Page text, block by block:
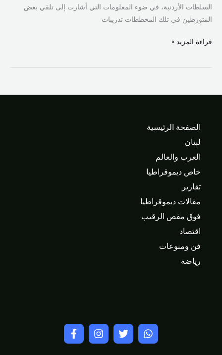
السلطات الأردنية، في ضوء المعلومات التي أشارت إلى تلقي بعض
المتورطين في تلك المخططات تدريبات
قراءة المزيد »
الصفحة الرئيسية
لبنان
العرب والعالم
خاص ديموقراطيا
تقارير
مقالات ديموقراطيا
فوق مقص الرقيب
اقتصاد
فن ومنوعات
رياضة